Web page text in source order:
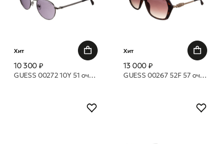
Хит
10 300 ₽
GUESS 00272 10Y 51 очки с/з
Хит
13 000 ₽
GUESS 00267 52F 57 очки с/з